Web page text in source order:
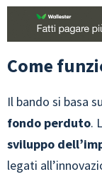
Come
Il bando si basa
fondo perduto.
sviluppo
legati